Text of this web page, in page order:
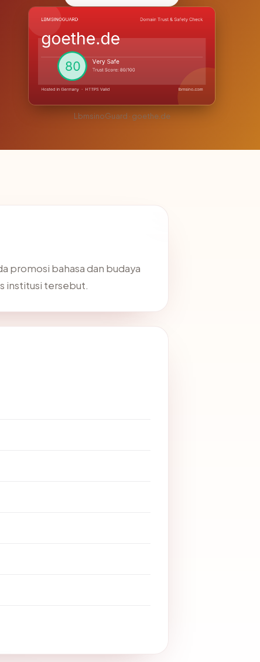
LbmsinoGuard · goethe.de
promosi bahasa dan budaya
institusi tersebut.